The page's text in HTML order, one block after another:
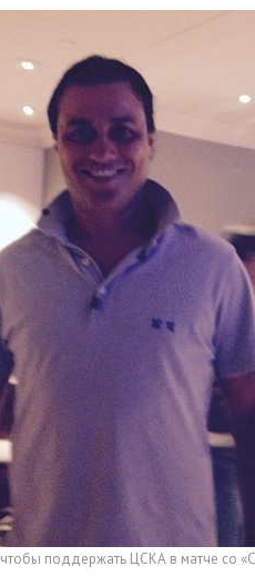
чтобы поддержать ЦСКА в матче со